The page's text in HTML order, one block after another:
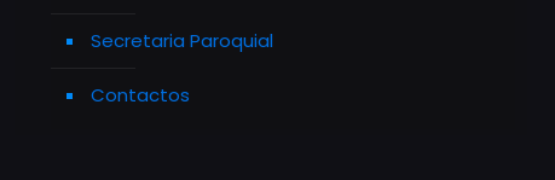
Secretaria Paroquial
Contactos